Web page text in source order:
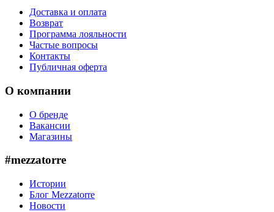
Доставка и оплата
Возврат
Программа лояльности
Частые вопросы
Контакты
Публичная оферта
О компании
О бренде
Вакансии
Магазины
#mezzatorre
Истории
Блог Mezzatorre
Новости